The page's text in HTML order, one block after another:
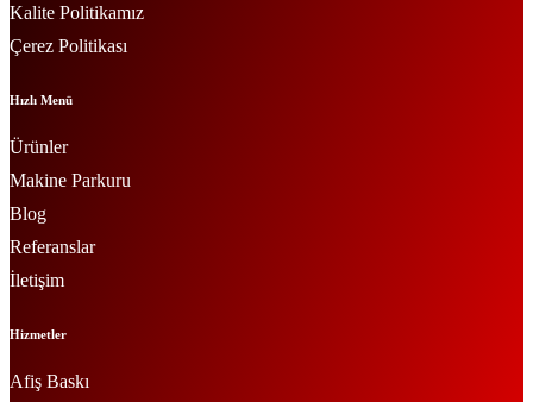
Kalite Politikamız
Çerez Politikası
Hızlı Menü
Ürünler
Makine Parkuru
Blog
Referanslar
İletişim
Hizmetler
Afiş Baskı